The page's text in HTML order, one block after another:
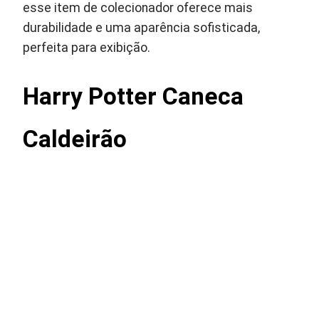
esse item de colecionador oferece mais
durabilidade e uma aparência sofisticada,
perfeita para exibição.
Harry Potter Caneca
Caldeirão